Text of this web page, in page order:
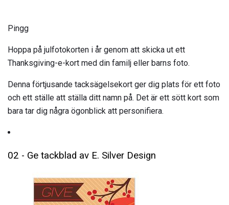
Pingg
Hoppa på julfotokorten i år genom att skicka ut ett
Thanksgiving-e-kort med din familj eller barns foto.
Denna förtjusande tacksägelsekort ger dig plats för ett foto
och ett ställe att ställa ditt namn på. Det är ett sött kort som
bara tar dig några ögonblick att personifiera.
02 - Ge tackblad av E. Silver Design